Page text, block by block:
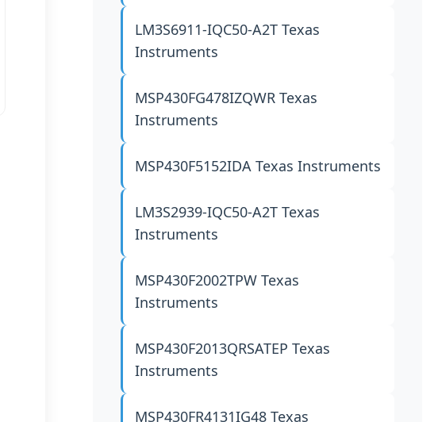
LM3S6911-IQC50-A2TTexas
Instruments
MSP430FG478IZQWRTexas
Instruments
MSP430F5152IDATexas Instruments
LM3S2939-IQC50-A2TTexas
Instruments
MSP430F2002TPWTexas
Instruments
MSP430F2013QRSATEPTexas
Instruments
MSP430FR4131IG48Texas